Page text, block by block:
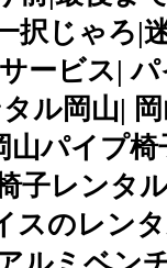
択じゃろ|
ービス|
ル岡山|
山パイプ
子レンタ
スのレン